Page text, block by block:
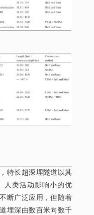
特长超深埋隧道以其
人类活动影响小的优
断广泛应用，但随着
埋深由数百米向数千